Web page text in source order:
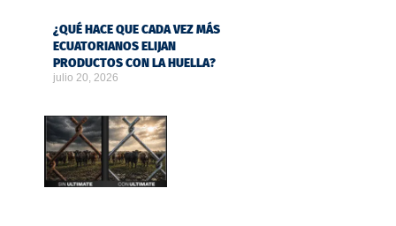
¿QUÉ HACE QUE CADA VEZ MÁS
ECUATORIANOS ELIJAN
PRODUCTOS CON LA HUELLA?
julio 20, 2026